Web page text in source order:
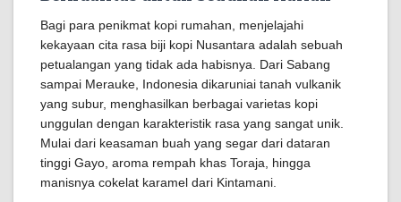
Bagi para penikmat kopi rumahan, menjelajahi
kekayaan cita rasa biji kopi Nusantara adalah sebuah
petualangan yang tidak ada habisnya. Dari Sabang
sampai Merauke, Indonesia dikaruniai tanah vulkanik
yang subur, menghasilkan berbagai varietas kopi
unggulan dengan karakteristik rasa yang sangat unik.
Mulai dari keasaman buah yang segar dari dataran
tinggi Gayo, aroma rempah khas Toraja, hingga
manisnya cokelat karamel dari Kintamani.